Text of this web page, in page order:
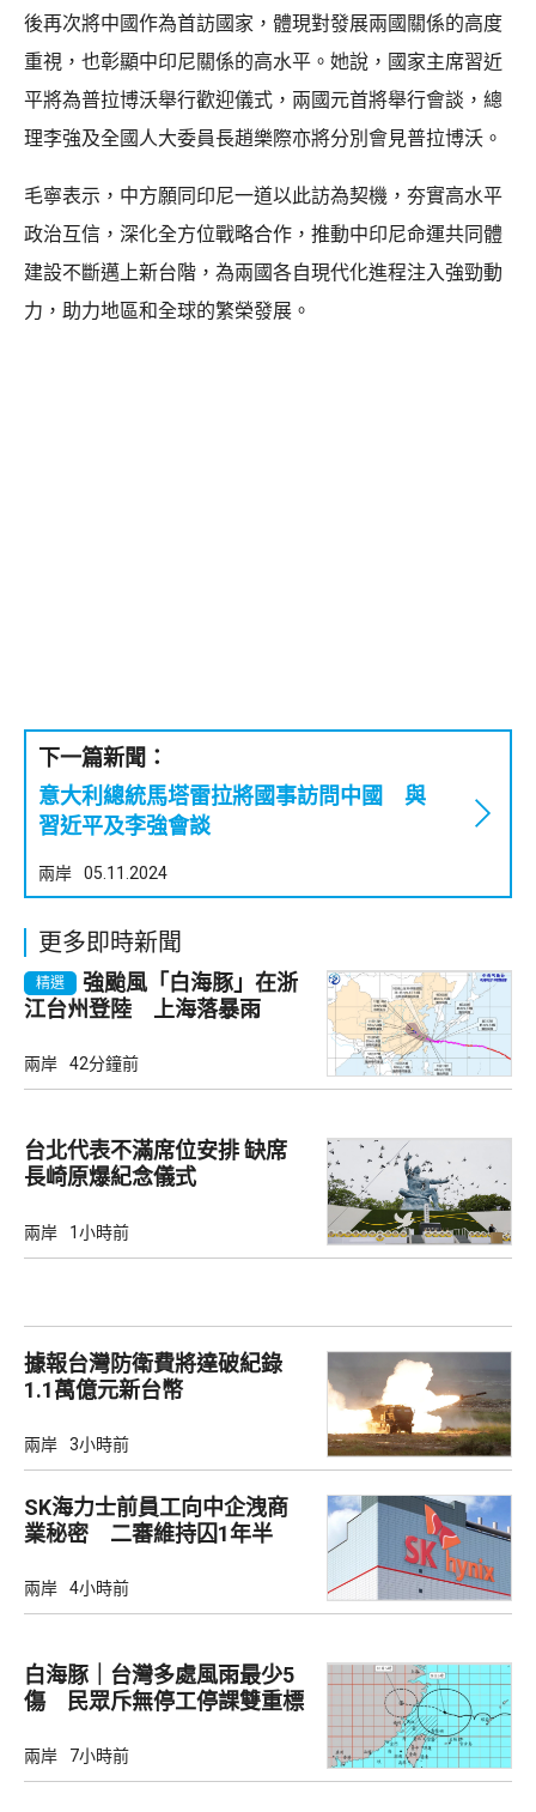
後再次將中國作為首訪國家，體現對發展兩國關係的高度
重視，也彰顯中印尼關係的高水平。她說，國家主席習近
平將為普拉博沃舉行歡迎儀式，兩國元首將舉行會談，總
理李強及全國人大委員長趙樂際亦將分別會見普拉博沃。
毛寧表示，中方願同印尼一道以此訪為契機，夯實高水平
政治互信，深化全方位戰略合作，推動中印尼命運共同體
建設不斷邁上新台階，為兩國各自現代化進程注入強勁動
力，助力地區和全球的繁榮發展。
下一篇新聞：
意大利總統馬塔雷拉將國事訪問中國 與
習近平及李強會談
兩岸 05.11.2024
更多即時新聞
精選
強颱風「白海豚」在浙
江台州登陸 上海落暴雨
兩岸 42分鐘前
台北代表不滿席位安排 缺席
長崎原爆紀念儀式
兩岸 1小時前
據報台灣防衛費將達破紀錄
1.1萬億元新台幣
兩岸 3小時前
SK海力士前員工向中企洩商
業秘密 二審維持囚1年半
兩岸 4小時前
白海豚｜台灣多處風雨最少5
傷 民眾斥無停工停課雙重標
兩岸 7小時前